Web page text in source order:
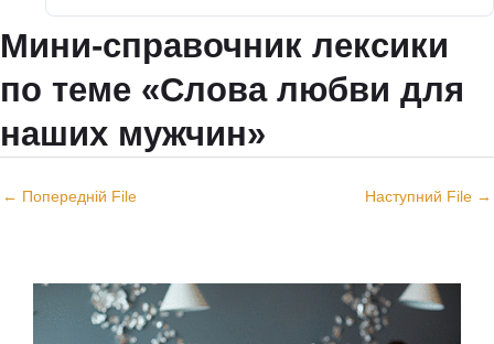
Мини-справочник лексики
по теме «Слова любви для
наших мужчин»
← Попередній File Наступний File →